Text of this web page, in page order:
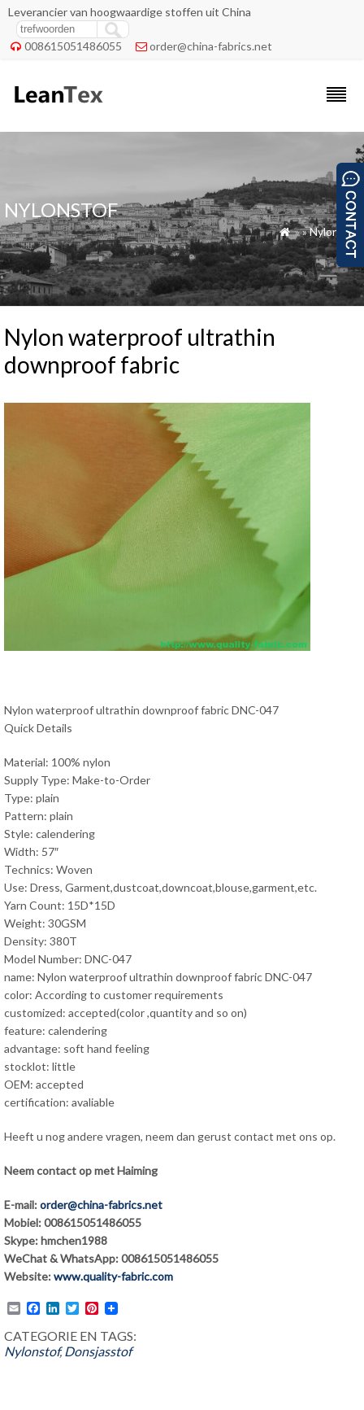
Leverancier van hoogwaardige stoffen uit China
 008615051486055  order@china-fabrics.net
NYLONSTOF
 »»Nylonstof
Nylon waterproof ultrathin
downproof fabric
Nylon waterproof ultrathin downproof fabric DNC-047
Quick Details
Material: 100% nylon
Supply Type: Make-to-Order
Type: plain
Pattern: plain
Style: calendering
Width: 57″
Technics: Woven
Use: Dress, Garment,dustcoat,downcoat,blouse,garment,etc.
Yarn Count: 15D*15D
Weight: 30GSM
Density: 380T
Model Number: DNC-047
name: Nylon waterproof ultrathin downproof fabric DNC-047
color: According to customer requirements
customized: accepted(color ,quantity and so on)
feature: calendering
advantage: soft hand feeling
stocklot: little
OEM: accepted
certification: avaliable
Heeft u nog andere vragen, neem dan gerust contact met ons op.
Neem contact op met Haiming
E-mail:order@china-fabrics.net
Mobiel: 008615051486055
Skype: hmchen1988
WeChat & WhatsApp: 008615051486055
Website:www.quality-fabric.com
EmailFacebook
LinkedIn
TwitterPinterest
CATEGORIE EN TAGS:
Nylonstof, Donsjasstof